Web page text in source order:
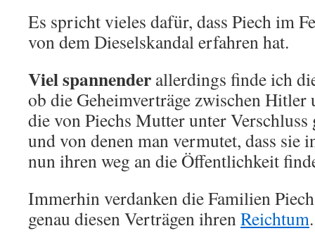
Es spricht vieles dafür, dass Piech im
von dem Dieselskandal erfahren hat.
Viel spannender allerdings finde ich
ob die Geheimverträge zwischen Hitler
die von Piechs Mutter unter Verschluss
und von denen man vermutet, dass sie
nun ihren weg an die Öffentlichkeit
Immerhin verdanken die Familien
genau diesen Verträgen ihrenReichtum.